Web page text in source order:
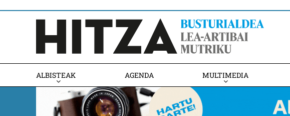
ALBISTEAK AGENDA MULTIMEDIA